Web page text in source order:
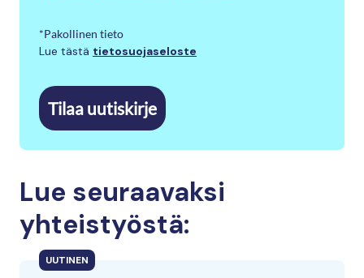
*Pakollinen tieto
Lue tästä tietosuojaseloste
Tilaa uutiskirje
Lue seuraavaksi
yhteistyöstä:
UUTINEN